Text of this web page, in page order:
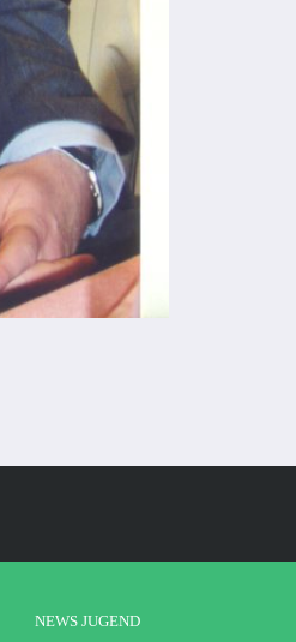
NEWS JUGEND